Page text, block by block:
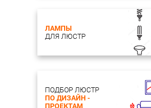
ЛАМПЫ
ДЛЯ ЛЮСТР
ПОДБОР ЛЮСТР
ПО ДИЗАЙН -
ПРОЕКТАМ